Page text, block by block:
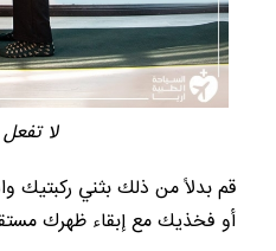
لا
قم بدلاً من ذلك بثني ركبتيك
أو فخذيك مع إبقاء ظهرك